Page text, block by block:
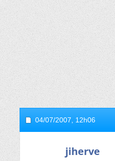
04/07/2007, 12h06
jiherve